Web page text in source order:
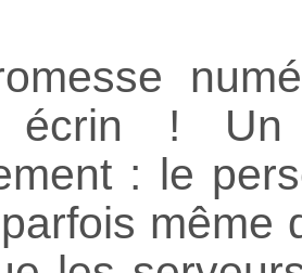
écrin ! Un
: le
même